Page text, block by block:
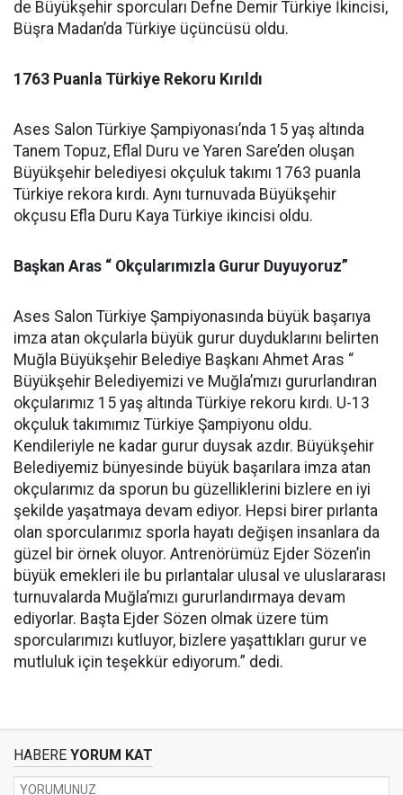
de Büyükşehir sporcuları Defne Demir Türkiye İkincisi,
Büşra Madan’da Türkiye üçüncüsü oldu.
1763 Puanla Türkiye Rekoru Kırıldı
Ases Salon Türkiye Şampiyonası’nda 15 yaş altında
Tanem Topuz, Eflal Duru ve Yaren Sare’den oluşan
Büyükşehir belediyesi okçuluk takımı 1763 puanla
Türkiye rekora kırdı. Aynı turnuvada Büyükşehir
okçusu Efla Duru Kaya Türkiye ikincisi oldu.
Başkan Aras “ Okçularımızla Gurur Duyuyoruz”
Ases Salon Türkiye Şampiyonasında büyük başarıya
imza atan okçularla büyük gurur duyduklarını belirten
Muğla Büyükşehir Belediye Başkanı Ahmet Aras “
Büyükşehir Belediyemizi ve Muğla’mızı gururlandıran
okçularımız 15 yaş altında Türkiye rekoru kırdı. U-13
okçuluk takımımız Türkiye Şampiyonu oldu.
Kendileriyle ne kadar gurur duysak azdır. Büyükşehir
Belediyemiz bünyesinde büyük başarılara imza atan
okçularımız da sporun bu güzelliklerini bizlere en iyi
şekilde yaşatmaya devam ediyor. Hepsi birer pırlanta
olan sporcularımız sporla hayatı değişen insanlara da
güzel bir örnek oluyor. Antrenörümüz Ejder Sözen’in
büyük emekleri ile bu pırlantalar ulusal ve uluslararası
turnuvalarda Muğla’mızı gururlandırmaya devam
ediyorlar. Başta Ejder Sözen olmak üzere tüm
sporcularımızı kutluyor, bizlere yaşattıkları gurur ve
mutluluk için teşekkür ediyorum.” dedi.
HABERE YORUM KAT